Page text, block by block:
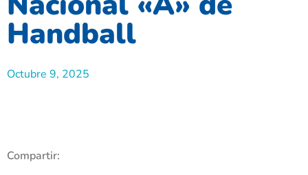
Handball
Octubre 9, 2025
Compartir: